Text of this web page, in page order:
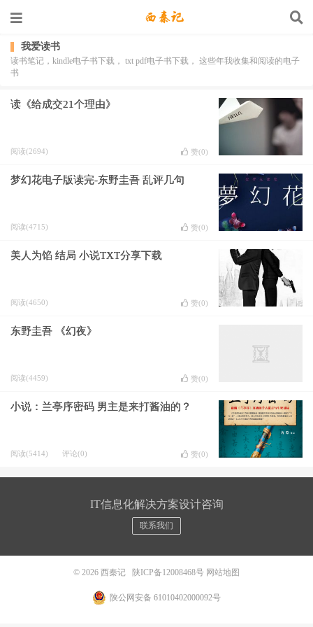
我爱读书
读书笔记，kindle电子书下载， txt pdf电子书下载， 这些年我收集和阅读的电子
书
读《给成交21个理由》
阅读(2694) 赞(0)
梦幻花电子版读完-东野圭吾 乱评几句
阅读(4715) 赞(0)
美人为馅 结局 小说TXT分享下载
阅读(4650) 赞(0)
东野圭吾 《幻夜》
阅读(4459) 赞(0)
小说：兰亭序密码 男主是来打酱油的？
阅读(5414) 评论(0) 赞(0)
IT信息化解决方案设计咨询
联系我们
© 2026 西秦记 陕ICP备12008468号 网站地图
陕公网安备 61010402000092号